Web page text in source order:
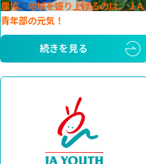
農協、地域を盛り上げるのは、ＪＡ
青年部の元気！
続きを見る